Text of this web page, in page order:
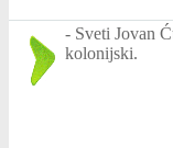
- Sveti Jovan
kolonijski.